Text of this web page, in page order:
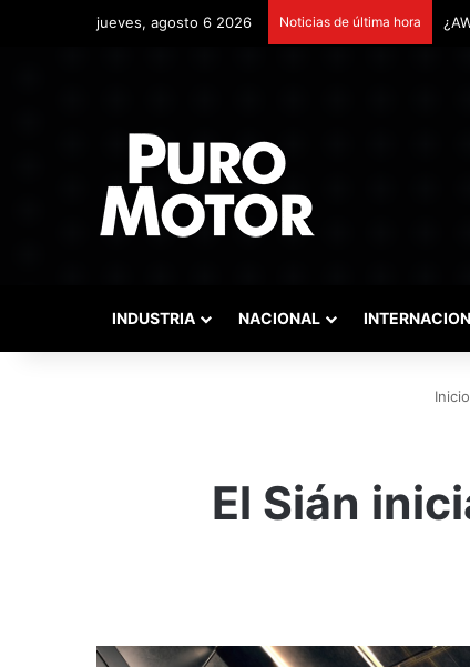
jueves, agosto 6 2026 Noticias de última hora
INDUSTRIA NACIONAL
Inicio
El Sián